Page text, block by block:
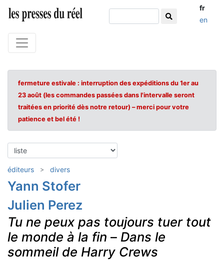
fr
en
fermeture estivale : interruption des expéditions du 1er au
23 août (les commandes passées dans l'intervalle seront
traitées en priorité dès notre retour) – merci pour votre
patience et bel été !
éditeurs divers
Yann Stofer
Julien Perez
Tu ne peux pas toujours tuer tout
le monde à la fin – Dans le
sommeil de Harry Crews